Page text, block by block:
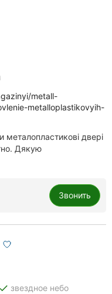
metall-
metalloplastikovyih-
двері
Дякую
Звонить
done звездное небо